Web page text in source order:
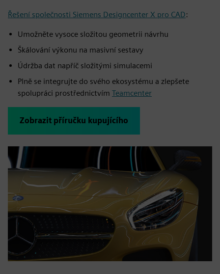
Řešení společnosti Siemens Designcenter X pro CAD:
Umožněte vysoce složitou geometrii návrhu
Škálování výkonu na masivní sestavy
Údržba dat napříč složitými simulacemi
Plně se integrujte do svého ekosystému a zlepšete
spolupráci prostřednictvím Teamcenter
Zobrazit příručku kupujícího